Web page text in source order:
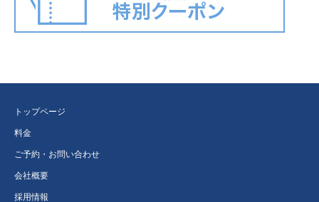
トップページ
料金
ご予約・お問い合わせ
会社概要
採用情報